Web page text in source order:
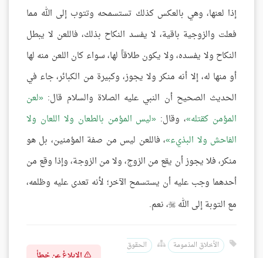
إذا لعنها، وهي بالعكس كذلك تستسمحه وتتوب إلى الله مما
فعلت والزوجية باقية، لا يفسد النكاح بذلك، فاللعن لا يبطل
النكاح ولا يفسده، ولا يكون طلاقاً لها، سواء كان اللعن منه لها
أو منها له، إلا أنه منكر ولا يجوز، وكبيرة من الكبائر، جاء في
الحديث الصحيح أن النبي عليه الصلاة والسلام قال:
لعن
المؤمن كقتله ، وقال: ليس المؤمن بالطعان ولا اللعان ولا
الفاحش ولا البذيء ، فاللعن ليس من صفة المؤمنين، بل هو
منكر، فلا يجوز أن يقع من الزوج، ولا من الزوجة، وإذا وقع من
أحدهما وجب عليه أن يستسمح الآخر؛ لأنه تعدى عليه وظلمه،
مع التوبة إلى الله ، نعم.
الأخلاق المذمومة
الحقوق